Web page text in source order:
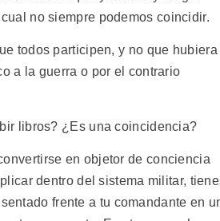
no siempre podemos coincidir.
todos participen, y no que hubiera
a la guerra o por el contrario
libros? ¿Es una coincidencia?
en objetor de conciencia
dentro del sistema militar,
frente a tu comandante en